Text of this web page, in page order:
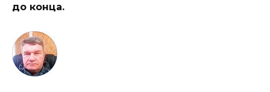
до конца.